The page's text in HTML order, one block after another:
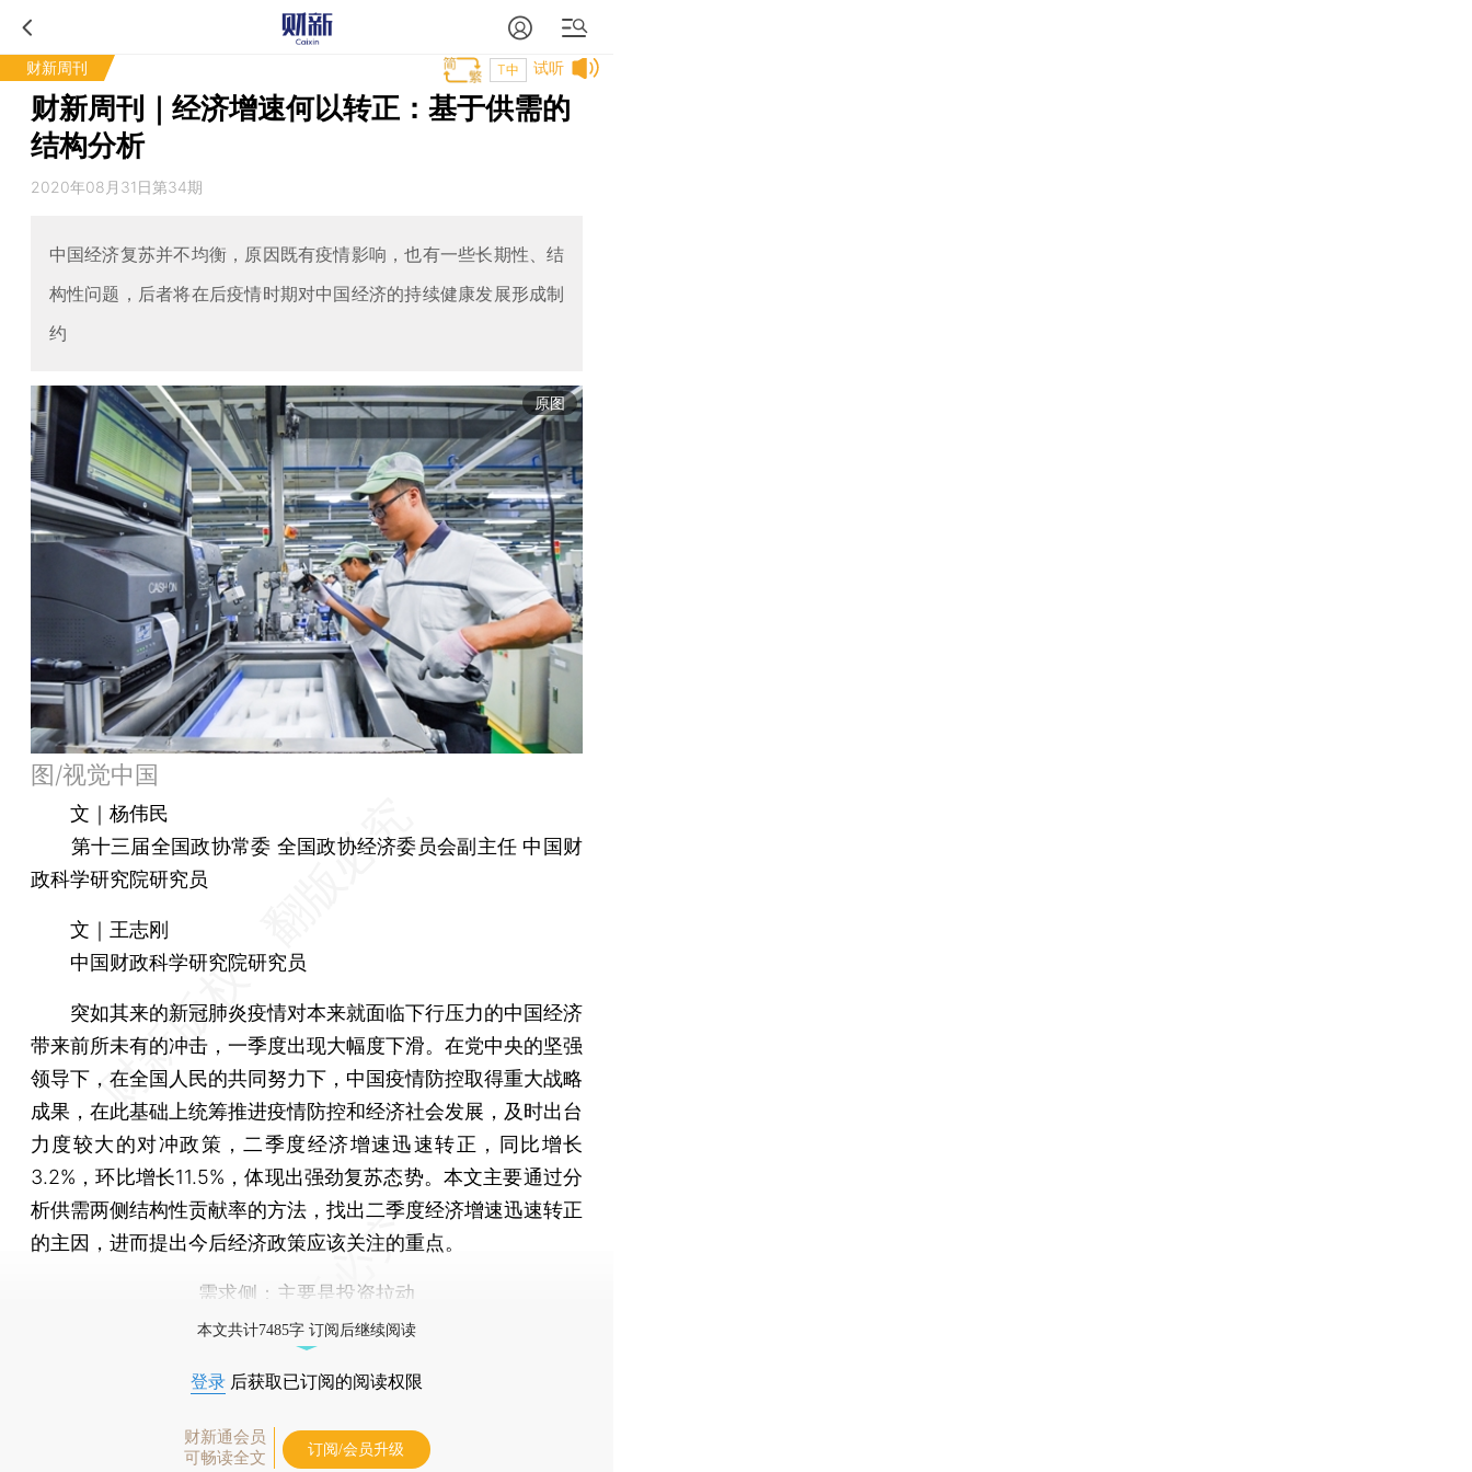
财新周刊 试听
T中
财新周刊｜经济增速何以转正：基于供需的
结构分析
2020年08月31日第34期
中国经济复苏并不均衡，原因既有疫情影响，也有一些长期性、结
构性问题，后者将在后疫情时期对中国经济的持续健康发展形成制
约
原图
图/视觉中国
文｜杨伟民
第十三届全国政协常委 全国政协经济委员会副主任 中国财
政科学研究院研究员
文｜王志刚
中国财政科学研究院研究员
突如其来的新冠肺炎疫情对本来就面临下行压力的中国经济
带来前所未有的冲击，一季度出现大幅度下滑。在党中央的坚强
领导下，在全国人民的共同努力下，中国疫情防控取得重大战略
成果，在此基础上统筹推进疫情防控和经济社会发展，及时出台
力度较大的对冲政策，二季度经济增速迅速转正，同比增长
3.2%，环比增长11.5%，体现出强劲复苏态势。本文主要通过分
析供需两侧结构性贡献率的方法，找出二季度经济增速迅速转正
的主因，进而提出今后经济政策应该关注的重点。
需求侧：主要是投资拉动
本文共计7485字 订阅后继续阅读
登录 后获取已订阅的阅读权限
财新通会员
可畅读全文
订阅/会员升级